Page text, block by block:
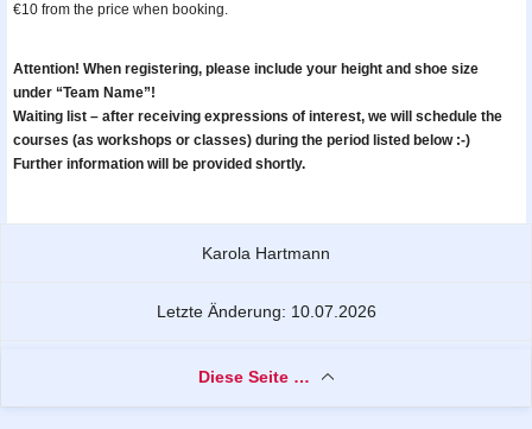
€10 from the price when booking.
Attention! When registering, please include your height and shoe size
under “Team Name”!
Waiting list – after receiving expressions of interest, we will schedule the
courses (as workshops or classes) during the period listed below :-)
Further information will be provided shortly.
Karola Hartmann
Letzte Änderung: 10.07.2026
Diese Seite …